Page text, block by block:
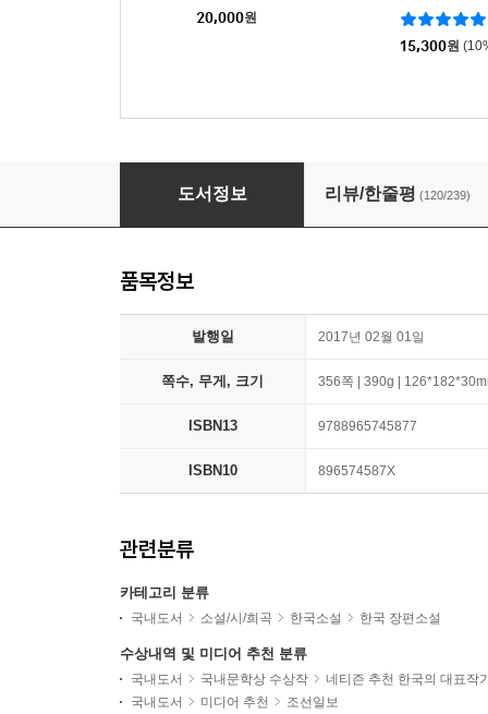
20,000원
15,300원
공터에서
도서정보 리뷰/한줄평 (120/239)
품목정보
발행일 2017년 02월 01일
쪽수, 무게, 크기 356쪽 | 390g |
ISBN13 9788965745877
ISBN10 896574587X
관련분류
카테고리 분류
국내도서 소설/시/희곡 한국소설 한국 장편소설
수상내역 및 미디어 추천 분류
국내도서 국내문학상 수상작
네티즌 추천 한국의 대표작
국내도서
미디어 추천
조선일보